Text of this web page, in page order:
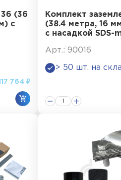
36 (36
с
764 ₽
Комплект
(38.4 метра, 16
с насадкой SDS-
Арт.: 90016
> 50 шт. на